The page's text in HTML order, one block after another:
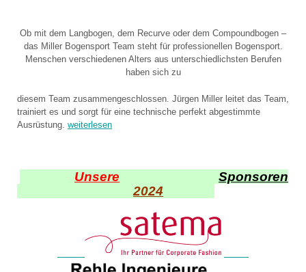
Ob mit dem Langbogen, dem Recurve oder dem Compoundbogen –
das Miller Bogensport Team steht für professionellen Bogensport.
Menschen verschiedenen Alters aus unterschiedlichsten Berufen
haben sich zu
diesem Team zusammengeschlossen. Jürgen Miller leitet das Team,
trainiert es und sorgt für eine technische perfekt abgestimmte
Ausrüstung. weiterlesen
Unsere
Sponsoren
2024